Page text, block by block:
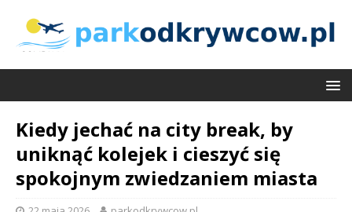
Kiedy jechać na city break, by
uniknąć kolejek i cieszyć się
spokojnym zwiedzaniem miasta